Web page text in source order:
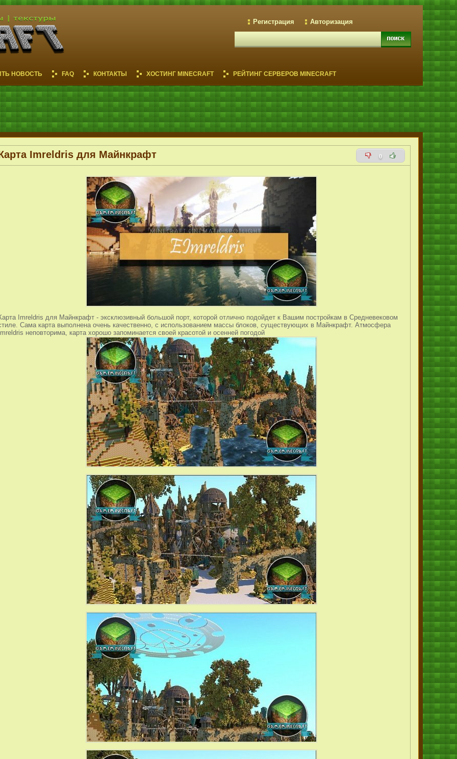
Регистрация Авторизация
НОВОСТЬ FAQ КОНТАКТЫ ХОСТИНГ MINECRAFT РЕЙТИНГ СЕРВЕРОВ MINECRAFT
Imreldris для Майнкрафт 0
Imreldris для Майнкрафт - эксклюзивный большой порт, которой отлично подойдет к Вашим постройкам в Средневековом
Сама карта выполнена очень качественно, с использованием массы блоков, существующих в Майнкрафт. Атмосфера
неповторима, карта хорошо запоминается своей красотой и осенней погодой